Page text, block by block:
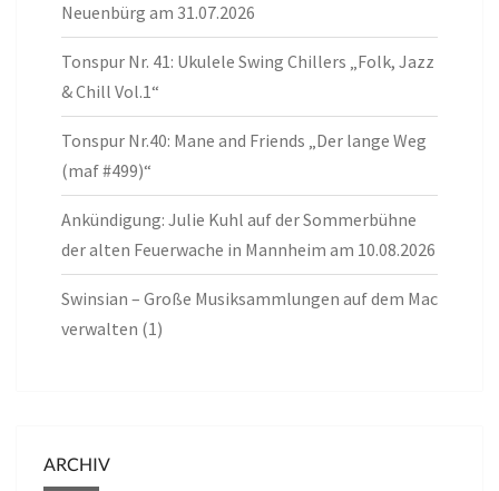
Neuenbürg am 31.07.2026
Tonspur Nr. 41: Ukulele Swing Chillers „Folk, Jazz
& Chill Vol.1“
Tonspur Nr.40: Mane and Friends „Der lange Weg
(maf #499)“
Ankündigung: Julie Kuhl auf der Sommerbühne
der alten Feuerwache in Mannheim am 10.08.2026
Swinsian – Große Musiksammlungen auf dem Mac
verwalten (1)
ARCHIV